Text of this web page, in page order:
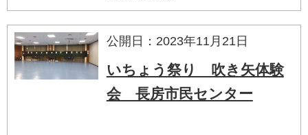
公開日：2023年11月21日
いちょう祭り 吹き矢体験
会 長房市民センター